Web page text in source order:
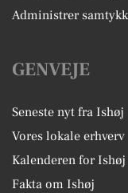
Administrer
GENVEJE
Seneste nyt fra Ishøj
Vores lokale erhverv
Kalenderen for Ishøj
Fakta om Ishøj